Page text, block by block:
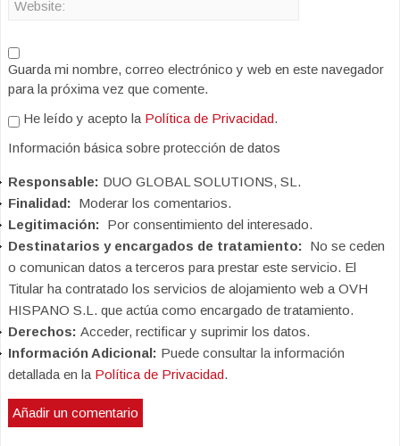
Guarda mi nombre, correo electrónico y web en este navegador
para la próxima vez que comente.
He leído y acepto la Política de Privacidad.
Información básica sobre protección de datos
Responsable: DUO GLOBAL SOLUTIONS, SL.
Finalidad: Moderar los comentarios.
Legitimación: Por consentimiento del interesado.
Destinatarios y encargados de tratamiento: No se ceden
o comunican datos a terceros para prestar este servicio. El
Titular ha contratado los servicios de alojamiento web a OVH
HISPANO S.L. que actúa como encargado de tratamiento.
Derechos: Acceder, rectificar y suprimir los datos.
Información Adicional: Puede consultar la información
detallada en la Política de Privacidad.